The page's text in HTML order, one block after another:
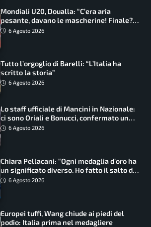
Mondiali U20, Doualla: “C’era aria
pesante, davano le mascherine! Finale?
Non ho nulla da perdere”
6 Agosto 2026
Tutto l’orgoglio di Barelli: “L’Italia ha
scritto la storia”
6 Agosto 2026
Lo staff ufficiale di Mancini in Nazionale:
ci sono Oriali e Bonucci, confermato un
ritorno
6 Agosto 2026
Chiara Pellacani: “Ogni medaglia d’oro ha
un significato diverso. Ho fatto il salto di
qualità”
6 Agosto 2026
Europei tuffi, Wang chiude ai piedi del
podio: Italia prima nel medagliere